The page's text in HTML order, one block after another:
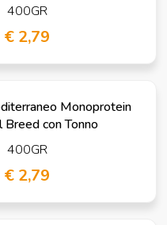
400GR
€ 2,79
Monoprotein
con Tonno
400GR
€ 2,79